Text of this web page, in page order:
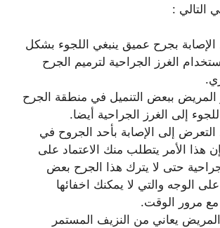
التالي :
بجرح عميق ينبغي اللجوء بشكل
الغرز الجراحية لترميم الجرح
المريض ببعض التنميل في منطقة الجرح
إلى الغرز الجراحية أيضا.
إلى الإصابة بأحد الجروح في
هذا الأمر يتطلب منك الاعتماد على
حتى لا يترك هذا الجرح بعض
على الوجه والتي لا يمكنك اخفائها
مرور الوقت.
المريض يعاني من النزيف المستمر